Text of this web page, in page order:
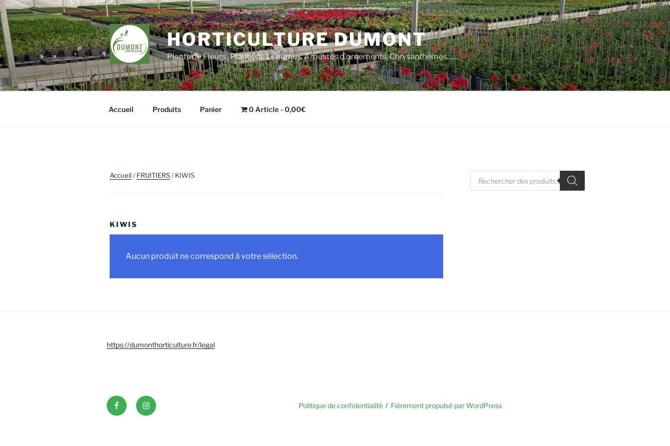
Aller
au
contenu
principal
HORTICULTURE DUMONT
Plants de Fleurs , Plants de Légumes, Arbustes d'ornements, Chrysanthèmes……
Accueil Produits Panier 0 Article 0,00€
Accueil/FRUITIERS/ KIWIS
KIWIS
Aucun produit ne correspond à votre sélection.
Recherche
https://dumonthorticulture.fr/legal
FacebookINSTAGRAM Politique de confidentialité Fièrement propulsé par WordPress